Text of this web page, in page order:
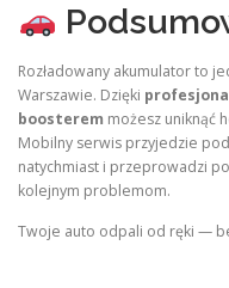
Rozładowany akumulator to
Warszawie. Dzięki
boosterem możesz uniknąć
Mobilny serwis przyjedzie
natychmiast i przeprowadzi
kolejnym problemom.
Twoje auto odpali od ręki —